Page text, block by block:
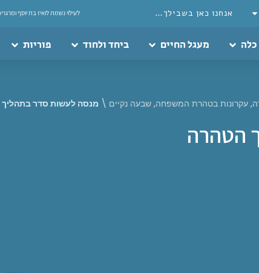
לעילוי נשמת לואיז בת יוסף אנחנו כאן בשבילך…
מעגל החיים ביחד ולחוד פוריות
, עקרונות בטהרת המשפחה, שבעה נקיים \ מנסה לעשות סדר
הטהרה